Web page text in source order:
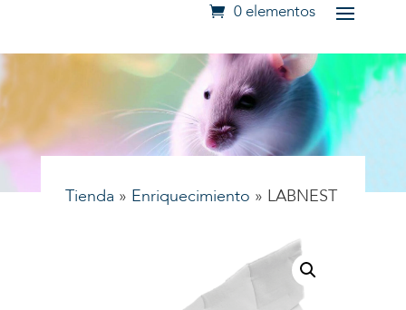
0 elementos
Tienda » Enriquecimiento » LABNEST